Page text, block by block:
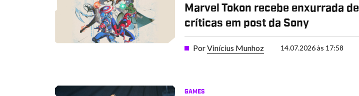
Marvel Tokon recebe enxurrada de
críticas em post da Sony
PorVinícius Munhoz 14.07.2026 às 17:58
GAMES